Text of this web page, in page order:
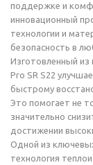
поддержке и
инновационный
технологии и
безопасность в
Изготовленный из
Pro SR S22
быстрому
Это помогает не
значительно
достижении
Одной из
технология